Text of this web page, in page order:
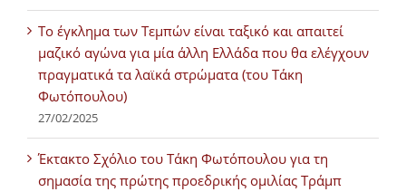
Tο έγκλημα των Τεμπών είναι ταξικό και απαιτεί
μαζικό αγώνα για μία άλλη Ελλάδα που θα ελέγχουν
πραγματικά τα λαϊκά στρώματα (του Τάκη
Φωτόπουλου)
27/02/2025
Έκτακτο Σχόλιο του Τάκη Φωτόπουλου για τη
σημασία της πρώτης προεδρικής ομιλίας Τράμπ